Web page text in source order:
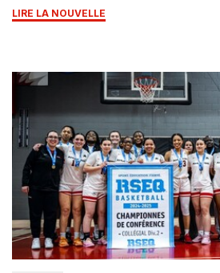
LIRE LA NOUVELLE